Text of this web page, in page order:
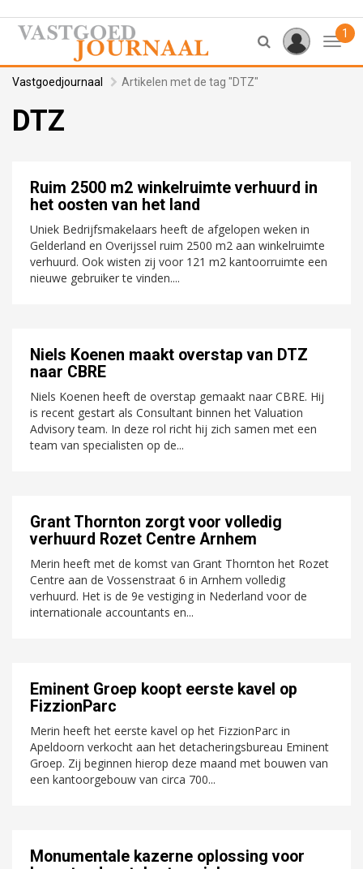
1
Vastgoedjournaal Artikelen met de tag "DTZ"
DTZ
Ruim 2500 m2 winkelruimte verhuurd in
het oosten van het land
Uniek Bedrijfsmakelaars heeft de afgelopen weken in
Gelderland en Overijssel ruim 2500 m2 aan winkelruimte
verhuurd. Ook wisten zij voor 121 m2 kantoorruimte een
nieuwe gebruiker te vinden....
Niels Koenen maakt overstap van DTZ
naar CBRE
Niels Koenen heeft de overstap gemaakt naar CBRE. Hij
is recent gestart als Consultant binnen het Valuation
Advisory team. In deze rol richt hij zich samen met een
team van specialisten op de...
Grant Thornton zorgt voor volledig
verhuurd Rozet Centre Arnhem
Merin heeft met de komst van Grant Thornton het Rozet
Centre aan de Vossenstraat 6 in Arnhem volledig
verhuurd. Het is de 9e vestiging in Nederland voor de
internationale accountants en...
Eminent Groep koopt eerste kavel op
FizzionParc
Merin heeft het eerste kavel op het FizzionParc in
Apeldoorn verkocht aan het detacheringsbureau Eminent
Groep. Zij beginnen hierop deze maand met bouwen van
een kantoorgebouw van circa 700...
Monumentale kazerne oplossing voor